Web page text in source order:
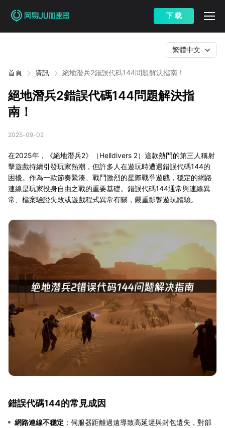
下 载
首頁 資訊 絕地潛兵2錯誤代碼144問題解決指南！
繁體中文
絕地潛兵2錯誤代碼144問題解決指
南！
2025-09-02
在2025年，《絕地潛兵2》（Helldivers 2）這款熱門的第三人稱射
擊遊戲持續引發玩家熱潮，但許多人在遊玩時遭遇錯誤代碼144的
困擾。作為一款節奏緊湊、戰鬥激烈的星際戰爭遊戲，穩定的網路
連線是玩家投身自由之戰的重要基礎。錯誤代碼144通常與連線異
常、檔案驗證失敗或遊戲程式異常有關，嚴重影響遊玩體驗。
錯誤代碼144的常見成因
網路連線不穩定 ：伺服器距離過遠導致高延遲與封包遺失，對部